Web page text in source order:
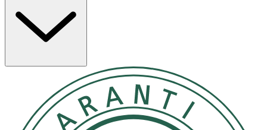
att endast barnets läppar rör vid nappen så att barnets
känsliga hud runt munnen är fri och luften kan cirkulera
fritt. Orsakar inga tryckmärken på huden och förhindrar
- Lägg nappen i kokande vatten i 5 minuter före första
användningen. Använd tillräckligt med vatten för att
undvika skada.